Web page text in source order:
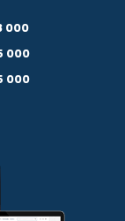
000
000
000